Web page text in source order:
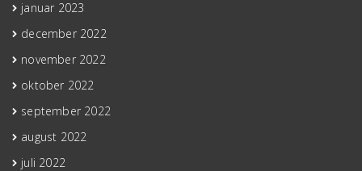
januar 2023
december 2022
november 2022
oktober 2022
september 2022
august 2022
juli 2022